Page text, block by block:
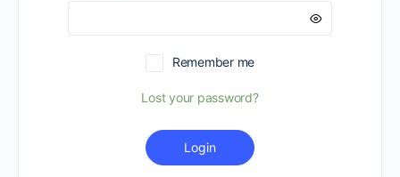
Remember me
Lost your password?
Login